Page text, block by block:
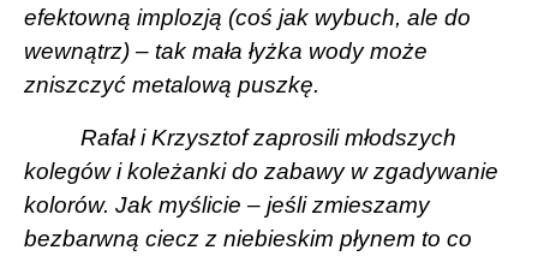
efektowną implozją (coś jak wybuch, ale do
wewnątrz) – tak mała łyżka wody może
zniszczyć metalową puszkę.
Rafał i Krzysztof zaprosili młodszych
kolegów i koleżanki do zabawy w zgadywanie
kolorów. Jak myślicie – jeśli zmieszamy
bezbarwną ciecz z niebieskim płynem to co